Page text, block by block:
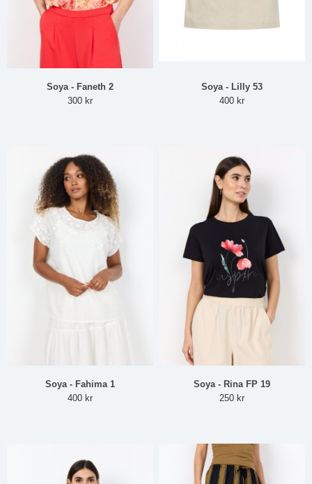
Soya - Faneth 2
300 kr
Soya - Lilly 53
400 kr
Soya - Fahima 1
400 kr
Soya - Rina FP 19
250 kr